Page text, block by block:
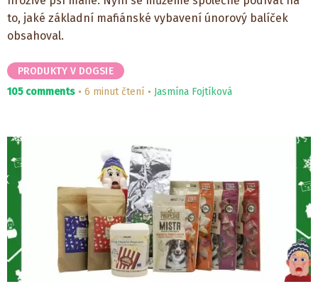
to, jaké základní mafiánské vybavení únorový balíček
obsahoval.
PRODUKTY V DOGSIE
105 comments
6 minut čtení Jasmína Fojtíková